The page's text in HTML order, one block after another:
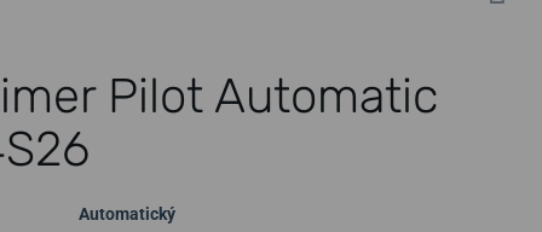
Pilot Automatic
Automatický